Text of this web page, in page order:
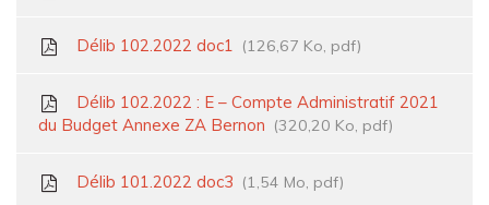
Délib 102.2022 doc1 126,67 Ko, pdf
Délib 102.2022 : E – Compte Administratif 2021
du Budget Annexe ZA Bernon
320,20 Ko, pdf
Délib 101.2022 doc3 1,54 Mo, pdf